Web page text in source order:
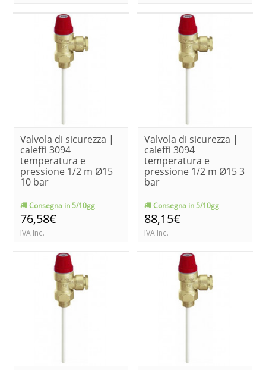
Valvola di sicurezza |
caleffi 3094
temperatura e
pressione 1/2 m Ø15
10 bar
Consegna in 5/10gg
76,58€
IVA Inc.
Valvola di sicurezza |
caleffi 3094
temperatura e
pressione 1/2 m Ø15 3
bar
Consegna in 5/10gg
88,15€
IVA Inc.